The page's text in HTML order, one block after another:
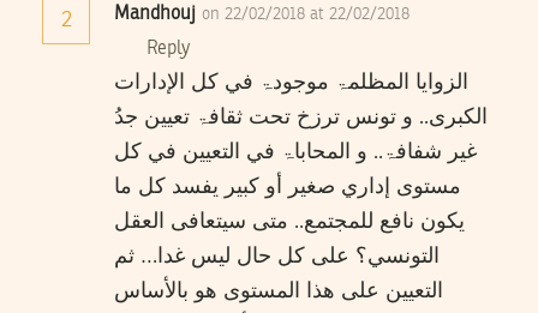
2 Mandhouj on 22/02/2018 at 22/02/2018
Reply
الزوايا المظلمۃ موجودۃ في كل الإدارات
الكبری.. و تونس ترزخ تحت ثقافۃ تعيين جدُ
غير شفافۃ.. و المحاباۃ في التعيين في كل
مستوی إداري صغير أو كبير يفسد كل ما
يكون نافع للمجتمع.. متی سيتعافی العقل
التونسي؟ علی كل حال ليس غدا… ثم
التعيين علی هذا المستوی هو بالأساس